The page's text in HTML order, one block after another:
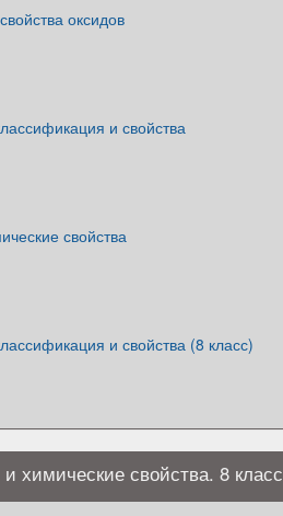
оксидов
и свойства
свойства
и свойства (8 класс)
химические свойства. 8 класс